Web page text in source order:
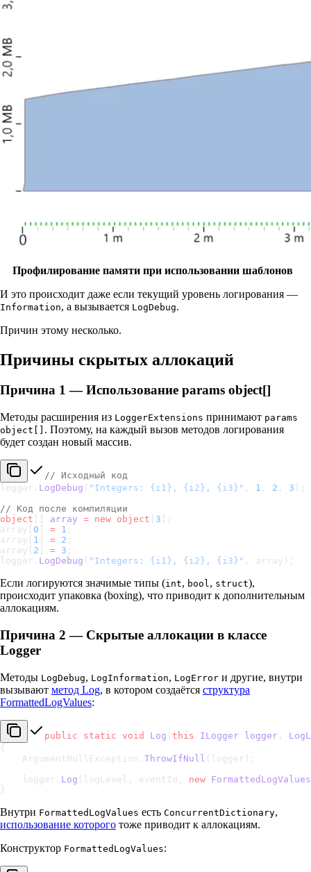
Профилирование памяти при использовании шаблонов
И это происходит даже если текущий уровень логирования —
Information, а вызывается LogDebug.
Причин этому несколько.
Причины скрытых аллокаций
Причина 1 — Использование params object[]
Методы расширения из LoggerExtensions принимают params
object[] . Поэтому, на каждый вызов методов логирования
будет создан новый массив.
// Исходный код
logger. LogDebug ( "Integers: {i1}, {i2}, {i3}" , 1 , 2 , 3 );
// Код после компиляции
object
array = new object 3 ];
array[ 0 = 1 ;
array[ 1 = 2 ;
array[ 2 = 3 ;
logger. LogDebug ( "Integers: {i1}, {i2}, {i3}" , array);
Если логируются значимые типы (int, bool, struct),
происходит упаковка (boxing), что приводит к дополнительным
аллокациям.
Причина 2 — Скрытые аллокации в классе
Logger
Методы LogDebug, LogInformation, LogError и другие, внутри
вызывают метод Log, в котором создаётся структура
FormattedLogValues:
public static void Log ( this ILogger logger ,
{
    ArgumentNullException.
ThrowIfNull (logger);
    logger.
Log (logLevel, eventId, new FormattedLogValues
}
Внутри FormattedLogValues есть ConcurrentDictionary,
использование которого тоже приводит к аллокациям.
Конструктор FormattedLogValues: